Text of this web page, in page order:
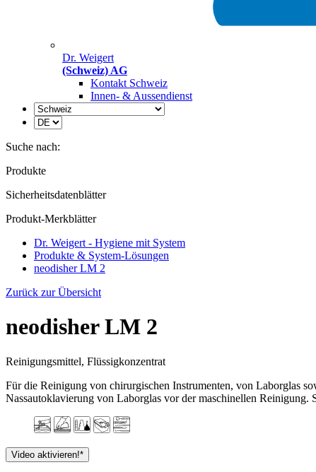
Dr. Weigert
(Schweiz) AG
Kontakt Schweiz
Innen- & Aussendienst
Suche nach:
Produkte
Sicherheitsdatenblätter
Produkt-Merkblätter
Dr. Weigert - Hygiene mit System
Produkte & System-Lösungen
neodisher LM 2
Zurück zur Übersicht
neodisher LM 2
Reinigungsmittel, Flüssigkonzentrat
Für die Reinigung von chirurgischen Instrumenten, von Laborglas
Nassautoklavierung von Laborglas vor der maschinellen Reinigung.
Video aktivieren!*